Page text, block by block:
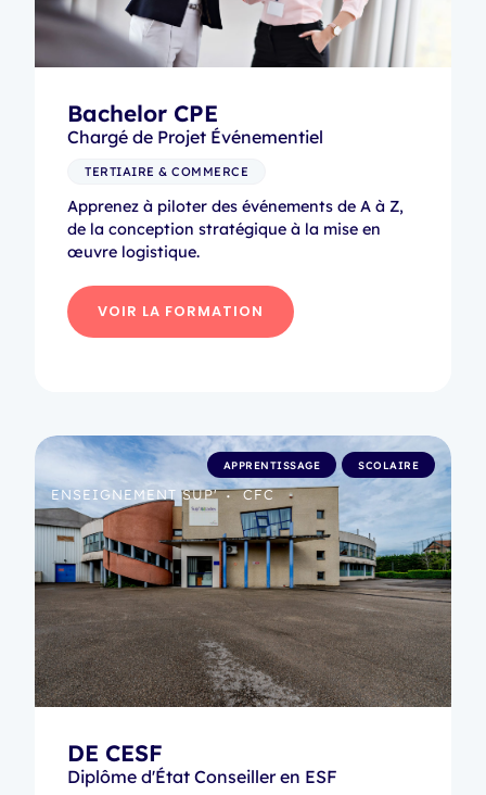
Bachelor CPE
Chargé de Projet Événementiel
TERTIAIRE & COMMERCE
Apprenez à piloter des événements de A à Z,
de la conception stratégique à la mise en
œuvre logistique.
VOIR LA FORMATION
APPRENTISSAGE SCOLAIRE
ENSEIGNEMENT SUP' • CFC
DE CESF
Diplôme d'État Conseiller en ESF